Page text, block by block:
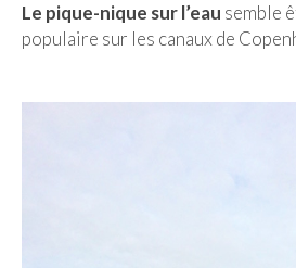
Le pique-nique sur l’eau semble
populaire sur les canaux de